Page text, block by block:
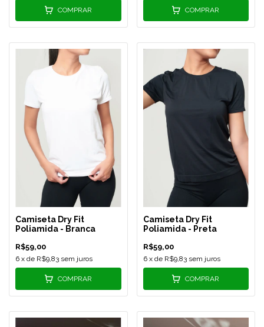
COMPRAR COMPRAR
Camiseta Dry Fit
Poliamida - Branca
R$59,00
6 x de R$9,83 sem juros
COMPRAR
Camiseta Dry Fit
Poliamida - Preta
R$59,00
6 x de R$9,83 sem juros
COMPRAR